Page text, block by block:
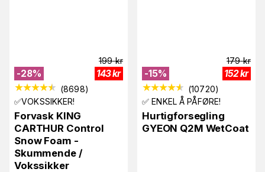
-28%
199 kr
143kr
(8698)
✅VOKSSIKKER!
Forvask KING
CARTHUR Control
Snow Foam -
Skummende /
Vokssikker
-15%
179 kr
152kr
(10720)
✅ ENKEL Å PÅFØRE!
Hurtigforsegling
GYEON Q2M WetCoat